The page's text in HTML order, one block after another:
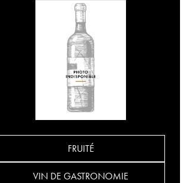
FRUITÉ
VIN DE GASTRONOMIE